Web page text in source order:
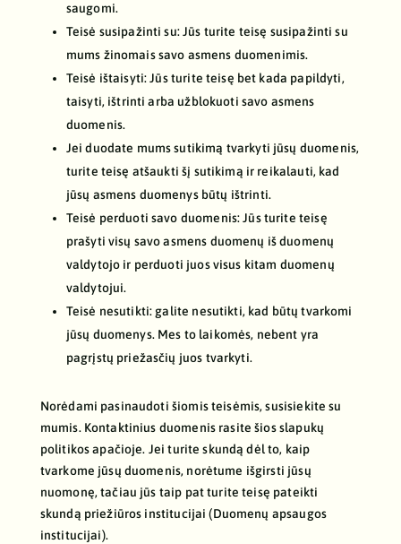
saugomi.
Teisė susipažinti su: Jūs turite teisę susipažinti su
mums žinomais savo asmens duomenimis.
Teisė ištaisyti: Jūs turite teisę bet kada papildyti,
taisyti, ištrinti arba užblokuoti savo asmens
duomenis.
Jei duodate mums sutikimą tvarkyti jūsų duomenis,
turite teisę atšaukti šį sutikimą ir reikalauti, kad
jūsų asmens duomenys būtų ištrinti.
Teisė perduoti savo duomenis: Jūs turite teisę
prašyti visų savo asmens duomenų iš duomenų
valdytojo ir perduoti juos visus kitam duomenų
valdytojui.
Teisė nesutikti: galite nesutikti, kad būtų tvarkomi
jūsų duomenys. Mes to laikomės, nebent yra
pagrįstų priežasčių juos tvarkyti.
Norėdami pasinaudoti šiomis teisėmis, susisiekite su
mumis. Kontaktinius duomenis rasite šios slapukų
politikos apačioje. Jei turite skundą dėl to, kaip
tvarkome jūsų duomenis, norėtume išgirsti jūsų
nuomonę, tačiau jūs taip pat turite teisę pateikti
skundą priežiūros institucijai (Duomenų apsaugos
institucijai).